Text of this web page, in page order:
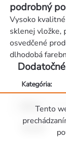
Tento
podrobný
Vysoko
sklenej vložke,
osvedčené
dlhodobá
Kategória:
Barva: